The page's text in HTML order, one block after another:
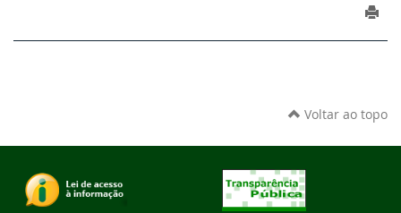
Voltar ao topo